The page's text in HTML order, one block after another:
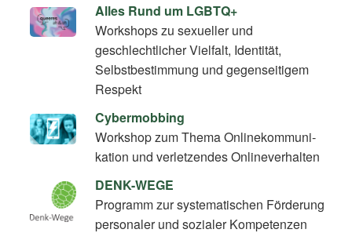
Alles Rund um LGBTQ+
Workshops zu sexueller und
geschlechtlicher Vielfalt, Identität,
Selbstbestimmung und gegenseitigem
Respekt
Cybermobbing
Workshop zum Thema On­line­kom­mu­ni­
ka­ti­on und verletzendes Onlineverhalten
DENK-WEGE
Programm zur systematischen Förderung
personaler und sozialer Kompetenzen